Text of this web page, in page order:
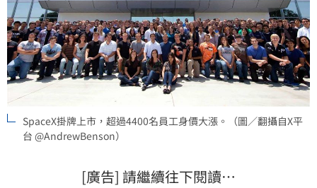
SpaceX掛牌上市，超過4400名員工身價大漲。（圖／翻攝自X平
台 @AndrewBenson）
[廣告] 請繼續往下閱讀…